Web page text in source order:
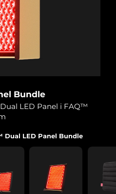
Bundle
LED Panel i FAQ™
Dual LED Panel Bundle
Oczekiwany czas dostawy
8/12/26
Oczekiwany czas dostawy